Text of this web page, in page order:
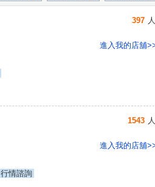
進入我的店舖
397 人
進入我的店舖
1543 人
行情諮詢